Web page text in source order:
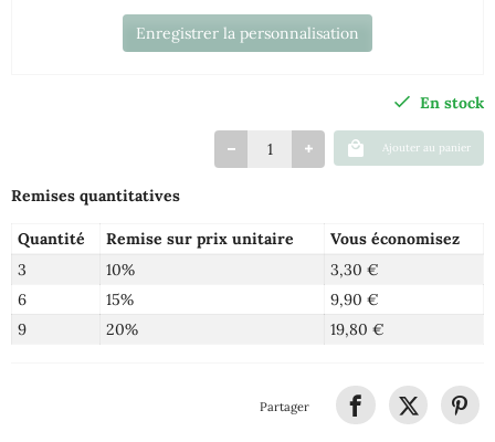
Enregistrer la personnalisation
En stock
Ajouter au panier
Remises quantitatives
Quantité Remise sur prix unitaire
Vous économisez
3
10%
3,30 €
6
15%
9,90 €
9
20% 19,80 €
Partager